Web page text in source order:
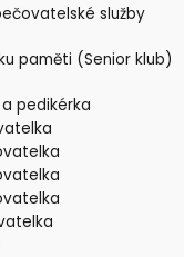
služby
paměti (Senior klub)
pedikérka